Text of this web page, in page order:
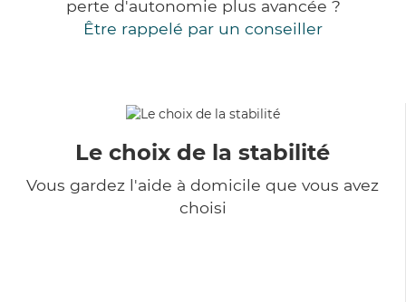
perte d'autonomie plus avancée ?
Être rappelé par un conseiller
Le choix de la stabilité
Vous gardez l'aide à domicile que vous avez
choisi